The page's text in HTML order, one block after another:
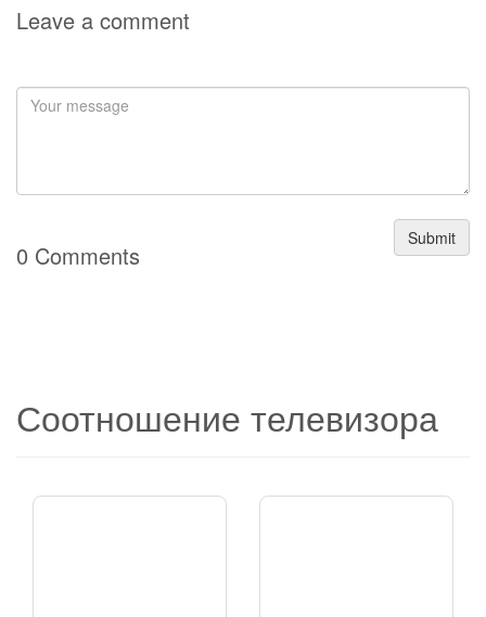
Leave a comment
Submit
0 Comments
Соотношение телевизора